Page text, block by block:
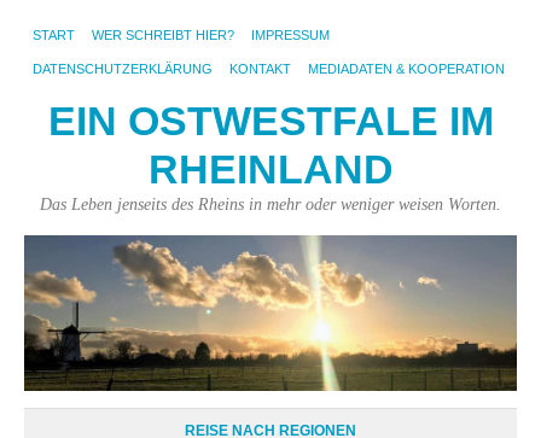
START WER SCHREIBT HIER? IMPRESSUM
DATENSCHUTZERKLÄRUNG KONTAKT MEDIADATEN & KOOPERATION
EIN OSTWESTFALE IM
RHEINLAND
Das Leben jenseits des Rheins in mehr oder weniger weisen Worten.
REISE NACH REGIONEN